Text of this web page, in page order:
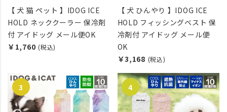
【 犬 猫 ペット 】IDOG ICE
HOLD ネッククーラー 保冷剤
付 アイドッグ メール便OK
￥1,760 (税込)
【 犬 ひんやり 】IDOG ICE
HOLD フィッシングベスト 保
冷剤付 アイドッグ メール便
OK
￥3,168 (税込)